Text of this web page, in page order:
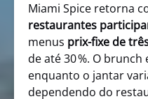
Miami Spice retorna
restaurantes
menus prix-fixe de
de até 30 %. O
enquanto o jantar
dependendo do